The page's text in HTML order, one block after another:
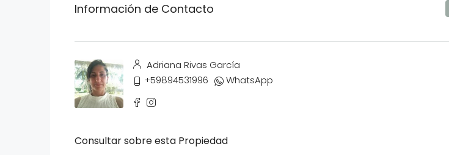
Información de Contacto
Adriana Rivas García
+59894531996
WhatsApp
Consultar sobre esta Propiedad